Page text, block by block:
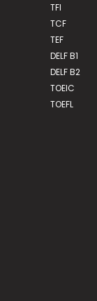
TFI
TCF
TEF
DELF B1
DELF B2
TOEIC
TOEFL